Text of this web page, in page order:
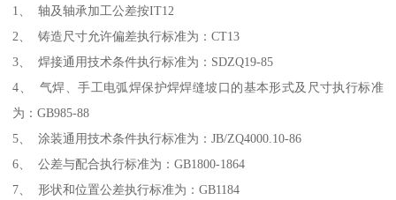
1、 轴及轴承加工公差按IT12
2、 铸造尺寸允许偏差执行标准为：CT13
3、 焊接通用技术条件执行标准为：SDZQ19-85
4、 气焊、手工电弧焊保护焊焊缝坡口的基本形式及尺寸执行标准
为：GB985-88
5、 涂装通用技术条件执行标准为：JB/ZQ4000.10-86
6、 公差与配合执行标准为：GB1800-1864
7、 形状和位置公差执行标准为：GB1184